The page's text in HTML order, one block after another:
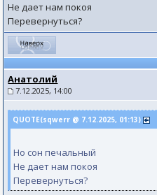
Не дает нам покоя
Перевернуться?
Анатолий
7.12.2025, 14:00
QUOTE(sqwerr @ 7.12.2025, 01:13)
Но сон печальный
Не дает нам покоя
Перевернуться?